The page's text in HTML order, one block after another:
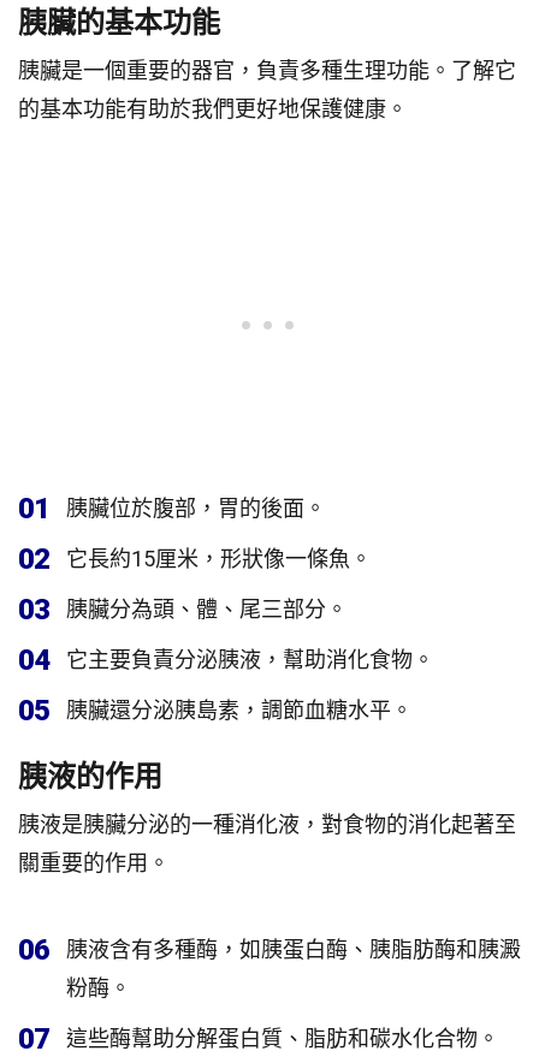
胰臟的基本功能
胰臟是一個重要的器官，負責多種生理功能。了解它
的基本功能有助於我們更好地保護健康。
01 胰臟位於腹部，胃的後面。
02 它長約15厘米，形狀像一條魚。
03 胰臟分為頭、體、尾三部分。
04 它主要負責分泌胰液，幫助消化食物。
05 胰臟還分泌胰島素，調節血糖水平。
胰液的作用
胰液是胰臟分泌的一種消化液，對食物的消化起著至
關重要的作用。
06
胰液含有多種酶，如胰蛋白酶、胰脂肪酶和胰澱
粉酶。
07 這些酶幫助分解蛋白質、脂肪和碳水化合物。